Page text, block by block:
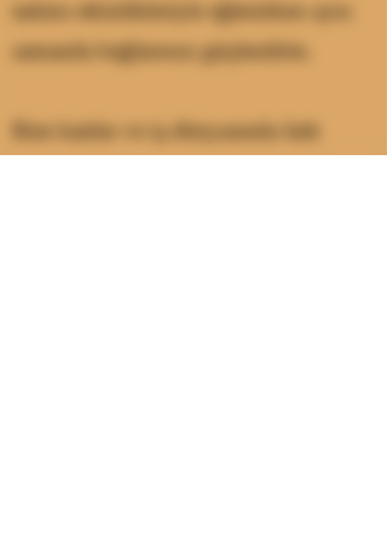
tadımı etkinlikleriyle eğlenirken aynı
zamanda bağlarınızı güçlendirin.
Bize katılın ve iş dünyasında fark